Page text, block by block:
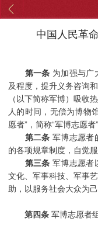
中国人民革
第一条 为加强与广
及程度，提升义务咨询
（以下简称军博）吸收
人的时间，无偿为博物
愿者”，简称“军博志愿者”
第二条 军博志愿者
的各项规章制度，自觉
第三条 军博志愿者
文化、军事科技、军事
助，以服务社会大众为己
第四条 军博志愿者